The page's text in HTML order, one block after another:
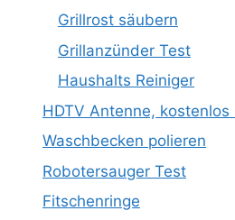
Grillrost säubern
Grillanzünder Test
Haushalts Reiniger
HDTV Antenne, kostenlos
Waschbecken polieren
Robotersauger Test
Fitschenringe